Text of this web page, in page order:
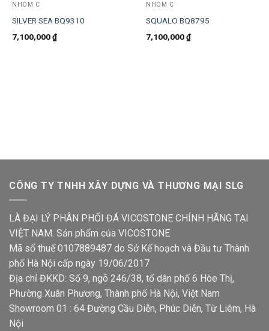
NHÓM C
SILVER SEA BQ9310
7,100,000₫
NHÓM C
SQUALO BQ8795
7,100,000₫
CÔNG TY TNHH XÂY DỰNG VÀ THƯƠNG MẠI SLG
LÀ ĐẠI LÝ PHÂN PHỐI ĐÁ VICOSTONE CHÍNH HÃNG TẠI
VIỆT NAM. Sản phẩm của VICOSTONE
Mã số thuế 0107889487 do Sở Kế hoạch và Đầu tư Thành
phố Hà Nội cấp ngày 19/06/2017
Địa chỉ ĐKKD: Số 9, ngõ 246/38, tổ dân phố 6 Hòe Thị,
Phường Xuân Phương, Thành phố Hà Nội, Việt Nam
Showroom 01 : 64 Đường Cầu Diễn, Phúc Diễn, Từ Liêm, Hà
Nội